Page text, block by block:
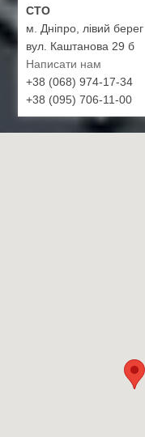
СТО
м. Дніпро, лівий берег
вул. Каштанова 29 б
Написати нам
+38 (068) 974-17-34
+38 (095) 706-11-00